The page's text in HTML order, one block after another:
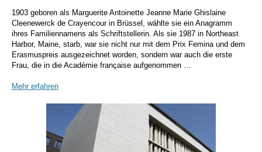
1903 geboren als Marguerite Antoinette Jeanne Marie Ghislaine
Cleenewerck de Crayencour in Brüssel, wählte sie ein Anagramm
ihres Familiennamens als Schriftstellerin. Als sie 1987 in Northeast
Harbor, Maine, starb, war sie nicht nur mit dem Prix Femina und dem
Erasmuspreis ausgezeichnet worden, sondern war auch die erste
Frau, die in die Académie française aufgenommen …
Mehr erfahren